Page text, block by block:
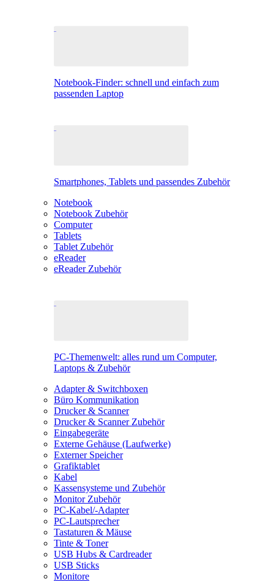
Notebook-Finder: schnell und einfach zum
passenden Laptop
Smartphones, Tablets und passendes Zubehör
Notebook
Notebook Zubehör
Computer
Tablets
Tablet Zubehör
eReader
eReader Zubehör
PC-Themenwelt: alles rund um Computer,
Laptops & Zubehör
Adapter & Switchboxen
Büro Kommunikation
Drucker & Scanner
Drucker & Scanner Zubehör
Eingabegeräte
Externe Gehäuse (Laufwerke)
Externer Speicher
Grafiktablet
Kabel
Kassensysteme und Zubehör
Monitor Zubehör
PC-Kabel/-Adapter
PC-Lautsprecher
Tastaturen & Mäuse
Tinte & Toner
USB Hubs & Cardreader
USB Sticks
Monitore